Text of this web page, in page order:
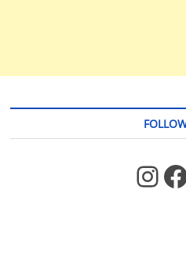
https://www.facebook.com/jstages/ Facebook